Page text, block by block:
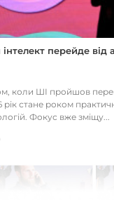
перейде від
коли ШІ пройшов
рік стане роком
Фокус вже зміщу...